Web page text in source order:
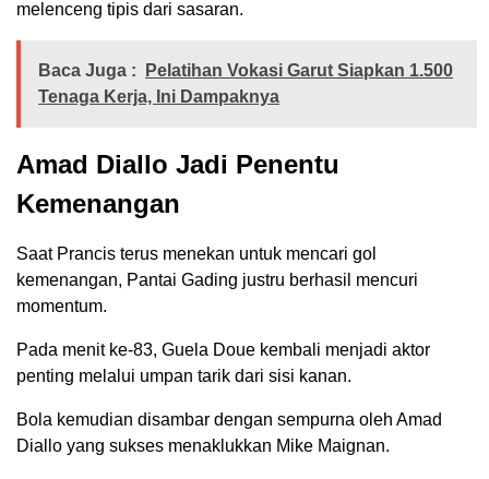
melenceng tipis dari sasaran.
Baca Juga :
Pelatihan Vokasi Garut Siapkan 1.500
Tenaga Kerja, Ini Dampaknya
Amad Diallo Jadi Penentu
Kemenangan
Saat Prancis terus menekan untuk mencari gol
kemenangan, Pantai Gading justru berhasil mencuri
momentum.
Pada menit ke-83, Guela Doue kembali menjadi aktor
penting melalui umpan tarik dari sisi kanan.
Bola kemudian disambar dengan sempurna oleh Amad
Diallo yang sukses menaklukkan Mike Maignan.